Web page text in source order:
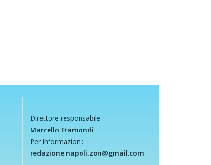
Direttore responsabile
Marcello Framondi
Per informazioni:
redazione.napoli.zon@gmail.com